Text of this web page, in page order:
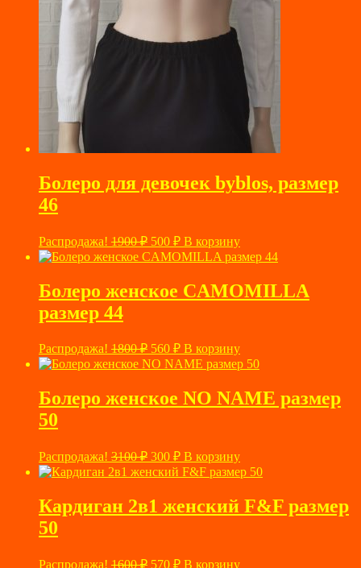
Болеро для девочек byblos, размер
46
Распродажа! 1900₽ Первоначальная
цена
составляла
1900 ₽.
500 ₽Текущая
цена:
В корзину
Болеро женское CAMOMILLA
размер 44
Распродажа! 1800₽ Первоначальная
цена
составляла
1800 ₽.
560 ₽Текущая
цена:
В корзину
Болеро женское NO NAME размер
50
Распродажа! 3100₽ Первоначальная
цена
составляла
3100 ₽.
300 ₽Текущая
цена:
В корзину
Кардиган 2в1 женский F&F размер
50
Распродажа! 1600₽ Первоначальная
570 ₽Текущая
В корзину